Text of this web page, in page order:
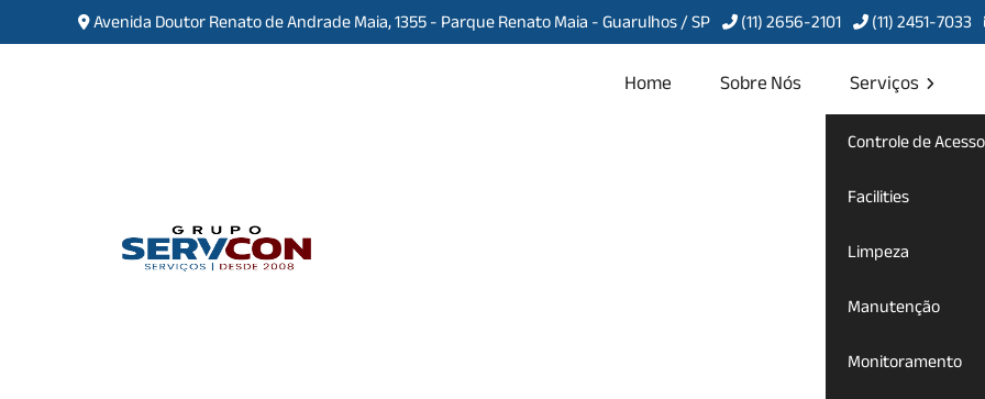
Avenida Doutor Renato de Andrade Maia, 1355 - Parque Renato Maia - Guarulhos / SP (11) 2656-2101 (11) 2451-7033
Home Sobre Nós Serviços
Controle de Acesso
Facilities
Limpeza
Manutenção
Monitoramento
Marcos Freire